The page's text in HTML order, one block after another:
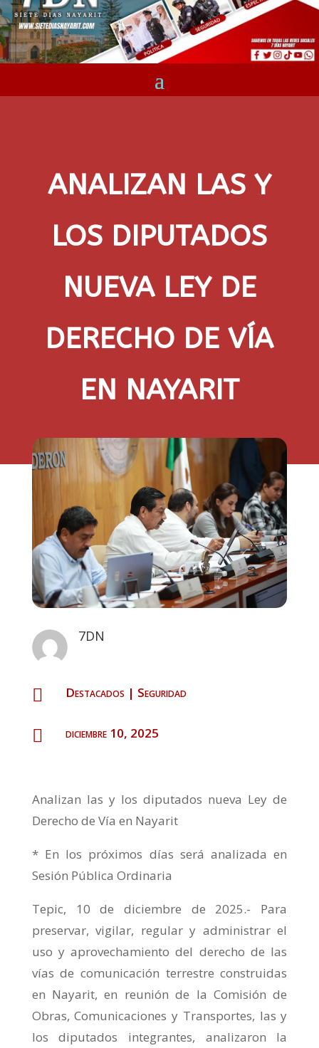
ANALIZAN LAS Y
LOS DIPUTADOS
NUEVA LEY DE
DERECHO DE VÍA
EN NAYARIT
7DN
 Destacados | Seguridad
 diciembre 10, 2025
Analizan las y los diputados nueva Ley de
Derecho de Vía en Nayarit
* En los próximos días será analizada en
Sesión Pública Ordinaria
Tepic, 10 de diciembre de 2025.- Para
preservar, vigilar, regular y administrar el
uso y aprovechamiento del derecho de las
vías de comunicación terrestre construidas
en Nayarit, en reunión de la Comisión de
Obras, Comunicaciones y Transportes, las y
los diputados integrantes, analizaron la